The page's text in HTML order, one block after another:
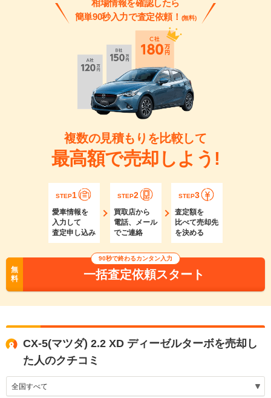
相場情報を確認したら
簡単90秒入力で査定依頼！ (無料)
複数の見積もりを比較して
最高額で売却しよう!
STEP1
愛車情報を
入力して
査定申し込み
STEP2
買取店から
電話、メール
でご連絡
STEP3
査定額を
比べて売却先
を決める
無
料
90秒で終わるカンタン入力
一括査定依頼スタート
CX-5(マツダ) 2.2 XD ディーゼルターボを売却し
た人のクチコミ